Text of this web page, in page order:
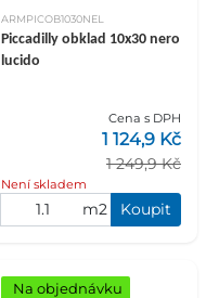
ARMPICOB1030NEL
Piccadilly obklad 10x30 nero
lucido
Cena s DPH
1 249,9 Kč
1 124,9 Kč
Není skladem
m2 Koupit
Na objednávku